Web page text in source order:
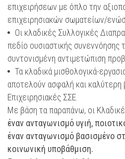
επιχειρήσεων με όπλο την
επιχειρησιακών σωματείων/
Οι κλαδικές Συλλογικές
πεδίο ουσιαστικής συνεννόησης
συντονισμένη αντιμετώπιση
Τα κλαδικά μισθολογικά-
αποτελούν ασφαλή και καλύτερη
Επιχειρησιακές ΣΣΕ.
Με βάση τα παραπάνω, οι
έναν ανταγωνισμό υγιή,
έναν ανταγωνισμό βασισμένο
κοινωνική υποβάθμιση.